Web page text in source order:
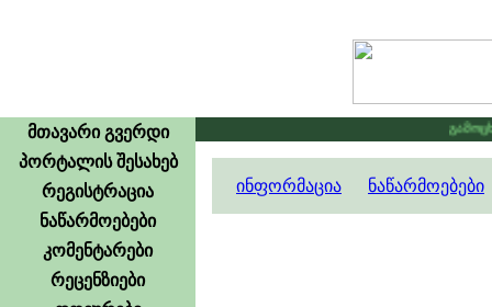
მთავარი გვერდი
პორტალის შესახებ
რეგისტრაცია
ნაწარმოებები
კომენტარები
რეცენზიები
ინფორმაცია ნაწარმოებები